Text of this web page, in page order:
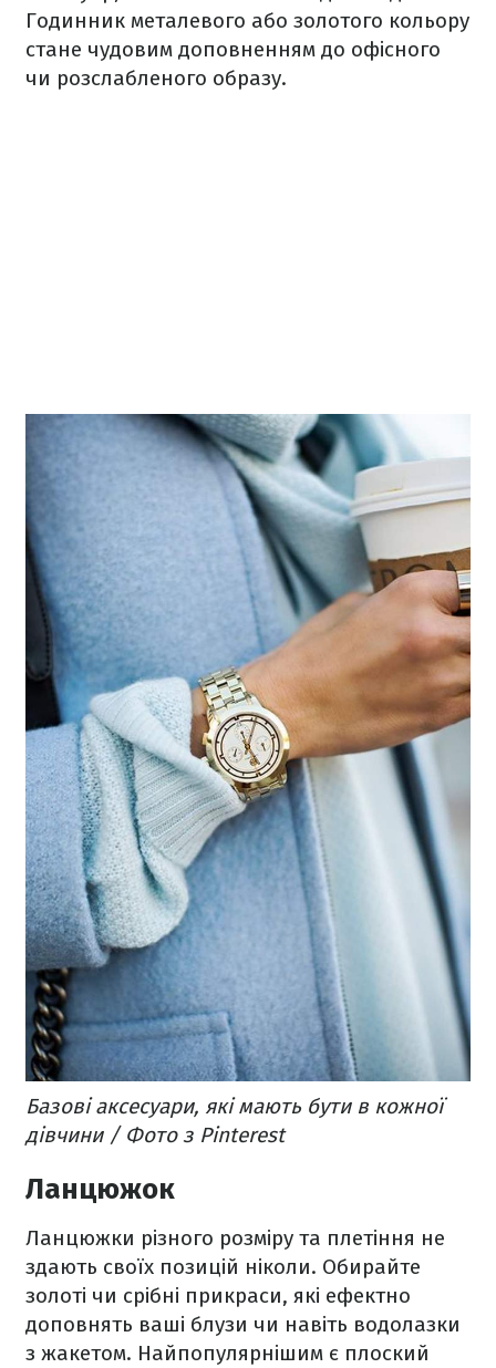
Годинник металевого або золотого кольору
стане чудовим доповненням до офісного
чи розслабленого образу.
Базові аксесуари, які мають бути в кожної
дівчини / Фото з Pinterest
Ланцюжок
Ланцюжки різного розміру та плетіння не
здають своїх позицій ніколи. Обирайте
золоті чи срібні прикраси, які ефектно
доповнять ваші блузи чи навіть водолазки
з жакетом. Найпопулярнішим є плоский